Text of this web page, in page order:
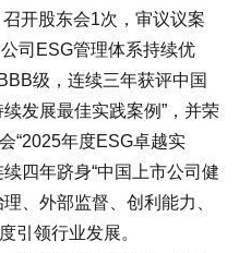
开股东会1次，审议议案
司ESG管理体系持续优
级，连续三年获评中国
续发展最佳实践案例”，并荣
“2025年度ESG卓越实
四年跻身“中国上市公司健
、外部监督、创利能力、
引领行业发展。